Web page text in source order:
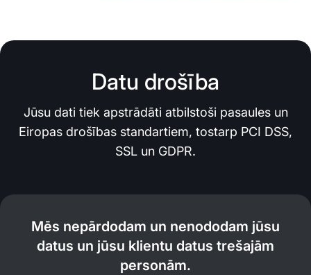
Datu drošība
Jūsu dati tiek apstrādāti atbilstoši pasaules un
Eiropas drošības standartiem, tostarp PCI DSS,
SSL un GDPR.
Mēs nepārdodam un nenododam jūsu
datus un jūsu klientu datus trešajām
personām.